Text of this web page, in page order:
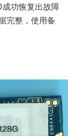
功恢复出故障
完整，使用备